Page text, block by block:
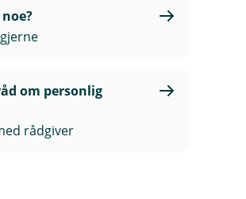
om personlig
rådgiver